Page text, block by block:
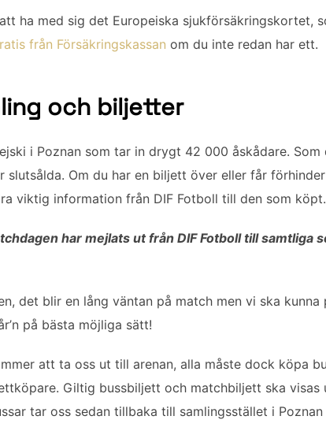
ha med sig det Europeiska sjukförsäkringskortet,
från Försäkringskassan om du inte redan har ett.
och biljetter
i Poznan som tar in drygt 42 000 åskådare.
Om du har en biljett över eller får
viktig information från DIF Fotboll till den som köpt.
har mejlats ut från DIF Fotboll till samtliga
det blir en lång väntan på match men vi ska
på bästa möjliga sätt!
att ta oss ut till arenan, alla måste dock köpa
Giltig bussbiljett och matchbiljett ska
tar oss sedan tillbaka till samlingsstället i